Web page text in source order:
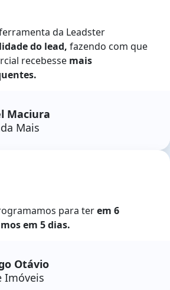
da Leadster
do lead, fazendo com que
recebesse mais
Maciura
Mais
para terem 6
em 5 dias.
Otávio
Imóveis